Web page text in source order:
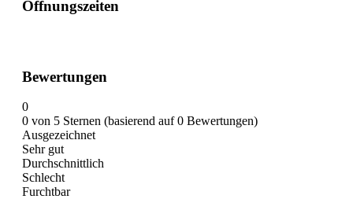
Öffnungszeiten
Bewertungen
0
0 von 5 Sternen (basierend auf 0 Bewertungen)
Ausgezeichnet
Sehr gut
Durchschnittlich
Schlecht
Furchtbar